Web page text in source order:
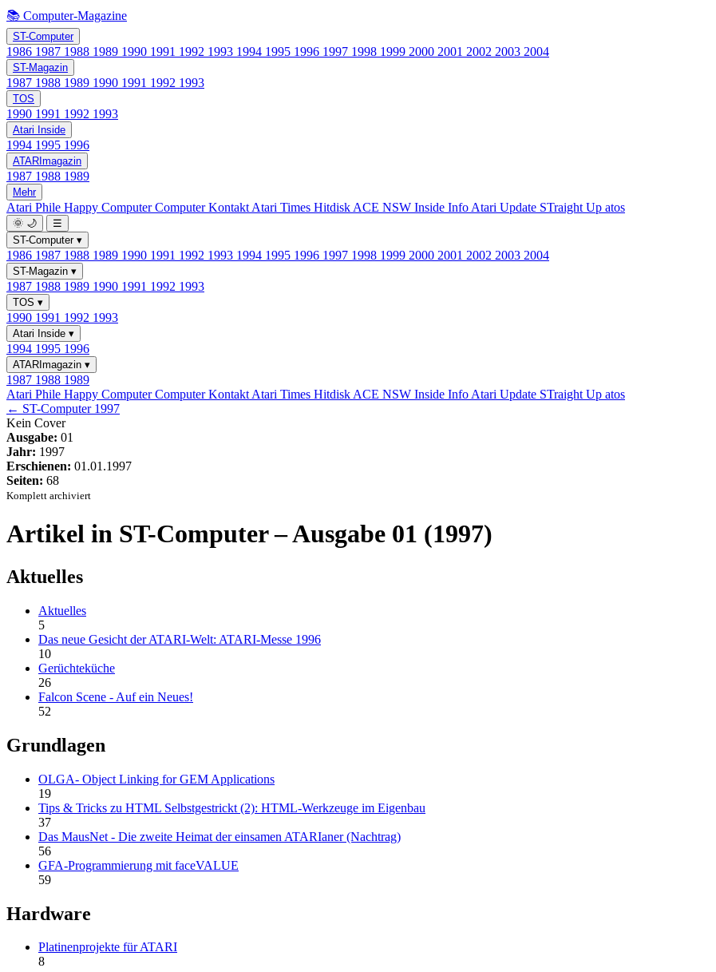
📚 Computer-Magazine
ST-Computer
1986 1987 1988 1989 1990 1991 1992 1993 1994 1995 1996 1997 1998 1999 2000 2001 2002 2003 2004
ST-Magazin
1987 1988 1989 1990 1991 1992 1993
TOS
1990 1991 1992 1993
Atari Inside
1994 1995 1996
ATARImagazin
1987 1988 1989
Mehr
Atari Phile Happy ComputerComputer Kontakt Atari Times Hitdisk ACE NSW Inside Info Atari Update STraight Up atos
🌞 🌙
☰
ST-Computer ▾
1986 1987 1988 1989 1990 1991 1992 1993 1994 1995 1996 1997 1998 1999 2000 2001 2002 2003 2004
ST-Magazin ▾
1987 1988 1989 1990 1991 1992 1993
TOS ▾
1990 1991 1992 1993
Atari Inside ▾
1994 1995 1996
ATARImagazin ▾
1987 1988 1989
Atari Phile Happy ComputerComputer Kontakt Atari Times Hitdisk ACE NSW Inside Info Atari Update STraight Up atos
← ST-Computer 1997
Kein Cover
Ausgabe: 01
Jahr: 1997
Erschienen: 01.01.1997
Seiten: 68
Komplett archiviert
Artikel in ST-Computer – Ausgabe 01 (1997)
Aktuelles
Aktuelles
5
Das neue Gesicht der ATARI-Welt: ATARI-Messe 1996
10
Gerüchteküche
26
Falcon Scene - Auf ein Neues!
52
Grundlagen
OLGA- Object Linking for GEM Applications
19
Tips & Tricks zu HTML Selbstgestrickt (2): HTML-Werkzeuge im Eigenbau
37
Das MausNet - Die zweite Heimat der einsamen ATARIaner (Nachtrag)
56
GFA-Programmierung mit faceVALUE
59
Hardware
Platinenprojekte für ATARI
8